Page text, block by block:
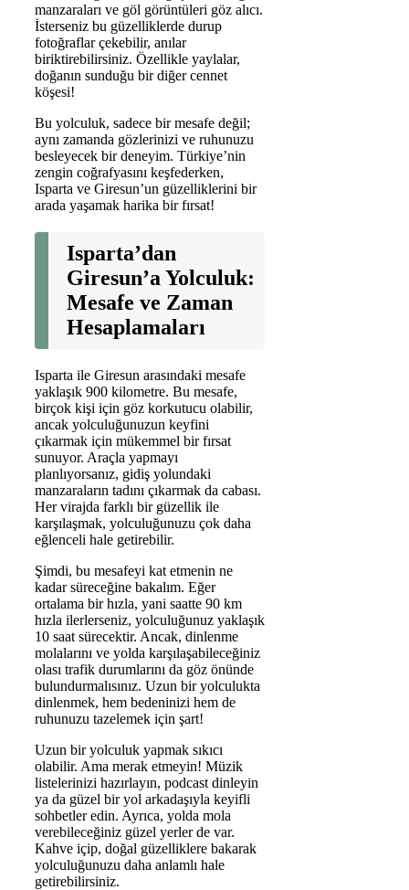
manzaraları ve göl görüntüleri göz alıcı.
İsterseniz bu güzelliklerde durup
fotoğraflar çekebilir, anılar
biriktirebilirsiniz. Özellikle yaylalar,
doğanın sunduğu bir diğer cennet
köşesi!
Bu yolculuk, sadece bir mesafe değil;
aynı zamanda gözlerinizi ve ruhunuzu
besleyecek bir deneyim. Türkiye’nin
zengin coğrafyasını keşfederken,
Isparta ve Giresun’un güzelliklerini bir
arada yaşamak harika bir fırsat!
Isparta’dan
Giresun’a Yolculuk:
Mesafe ve Zaman
Hesaplamaları
Isparta ile Giresun arasındaki mesafe
yaklaşık 900 kilometre. Bu mesafe,
birçok kişi için göz korkutucu olabilir,
ancak yolculuğunuzun keyfini
çıkarmak için mükemmel bir fırsat
sunuyor. Araçla yapmayı
planlıyorsanız, gidiş yolundaki
manzaraların tadını çıkarmak da cabası.
Her virajda farklı bir güzellik ile
karşılaşmak, yolculuğunuzu çok daha
eğlenceli hale getirebilir.
Şimdi, bu mesafeyi kat etmenin ne
kadar süreceğine bakalım. Eğer
ortalama bir hızla, yani saatte 90 km
hızla ilerlerseniz, yolculuğunuz yaklaşık
10 saat sürecektir. Ancak, dinlenme
molalarını ve yolda karşılaşabileceğiniz
olası trafik durumlarını da göz önünde
bulundurmalısınız. Uzun bir yolculukta
dinlenmek, hem bedeninizi hem de
ruhunuzu tazelemek için şart!
Uzun bir yolculuk yapmak sıkıcı
olabilir. Ama merak etmeyin! Müzik
listelerinizi hazırlayın, podcast dinleyin
ya da güzel bir yol arkadaşıyla keyifli
sohbetler edin. Ayrıca, yolda mola
verebileceğiniz güzel yerler de var.
Kahve içip, doğal güzelliklere bakarak
yolculuğunuzu daha anlamlı hale
getirebilirsiniz.